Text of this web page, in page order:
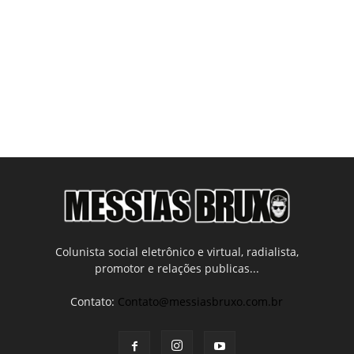
Colunista social eletrônico e virtual, radialista,
promotor e relações publicas...
Contato: Contato@messiasbruxo.com.br